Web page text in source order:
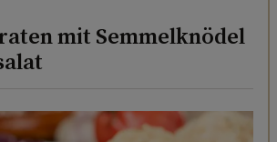
mit Semmelknödel